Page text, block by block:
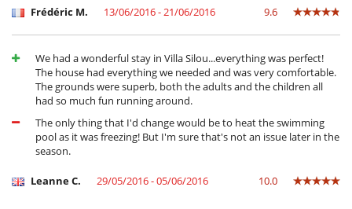
Internetzugang (Wifi)
Kinosaal
Kunstgras-Tennisplatz
Privater Außen-Swimmingpool
privater Tennisplatz
Schwimmbecken-Sicherheitssystem
Spielzimmer
Trampolin
Frédéric M. 13/06/2016 - 21/06/2016 9.6
We had a wonderful stay in Villa Silou...everything was perfect!
The house had everything we needed and was very comfortable.
The grounds were superb, both the adults and the children all
had so much fun running around.
The only thing that I'd change would be to heat the swimming
pool as it was freezing! But I'm sure that's not an issue later in the
season.
Leanne C. 29/05/2016 - 05/06/2016 10.0